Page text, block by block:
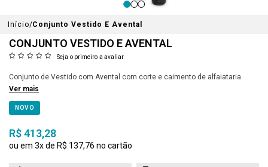
Início Conjunto Vestido E Avental
CONJUNTO VESTIDO E AVENTAL
Seja o primeiro a avaliar
Conjunto de Vestido com Avental com corte e caimento de alfaiataria.
Ver mais
NOVO
R$ 413,28
3x R$ 137,76